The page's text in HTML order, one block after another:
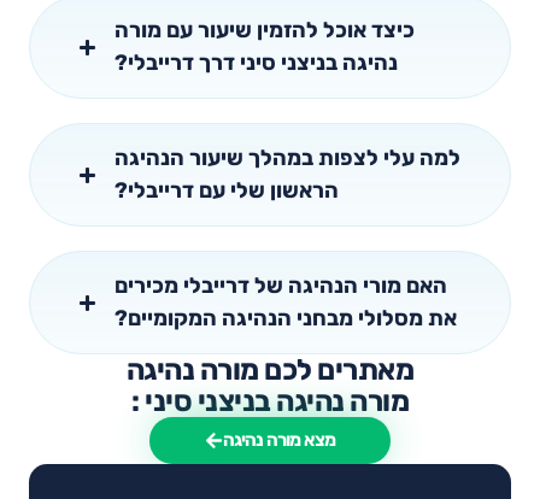
כיצד אוכל להזמין שיעור עם מורה
נהיגה בניצני סיני דרך דרייבלי?
למה עלי לצפות במהלך שיעור הנהיגה
הראשון שלי עם דרייבלי?
האם מורי הנהיגה של דרייבלי מכירים
את מסלולי מבחני הנהיגה המקומיים?
מאתרים לכם מורה נהיגה
מורה נהיגה בניצני סיני :
מצא מורה נהיגה